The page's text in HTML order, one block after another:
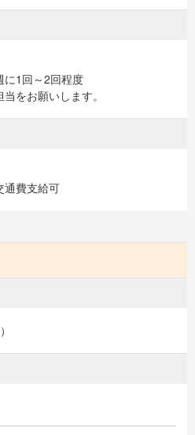
に1回～2回程度
をお願いします。
通費支給可